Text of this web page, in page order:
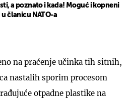
a poznato i kada! Moguć i kopneni
u članicu NATO-a
na praćenje učinka tih sitnih,
nastalih sporim procesom
otpadne plastike na